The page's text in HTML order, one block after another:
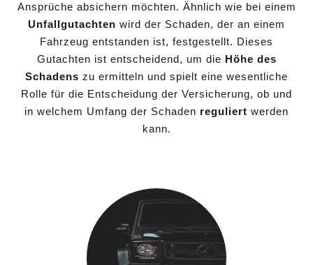
Ansprüche absichern möchten. Ähnlich wie bei einem
Unfallgutachten wird der Schaden, der an einem
Fahrzeug entstanden ist, festgestellt. Dieses
Gutachten ist entscheidend, um die Höhe des
Schadens zu ermitteln und spielt eine wesentliche
Rolle für die Entscheidung der Versicherung, ob und
in welchem Umfang der Schaden reguliert werden
kann.